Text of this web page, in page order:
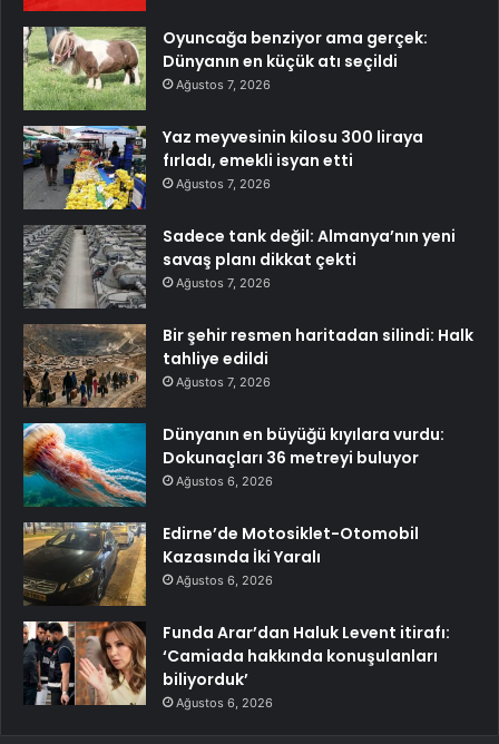
Oyuncağa benziyor ama gerçek:
Dünyanın en küçük atı seçildi
Ağustos 7, 2026
Yaz meyvesinin kilosu 300 liraya
fırladı, emekli isyan etti
Ağustos 7, 2026
Sadece tank değil: Almanya’nın yeni
savaş planı dikkat çekti
Ağustos 7, 2026
Bir şehir resmen haritadan silindi: Halk
tahliye edildi
Ağustos 7, 2026
Dünyanın en büyüğü kıyılara vurdu:
Dokunaçları 36 metreyi buluyor
Ağustos 6, 2026
Edirne’de Motosiklet-Otomobil
Kazasında İki Yaralı
Ağustos 6, 2026
Funda Arar’dan Haluk Levent itirafı:
‘Camiada hakkında konuşulanları
biliyorduk’
Ağustos 6, 2026